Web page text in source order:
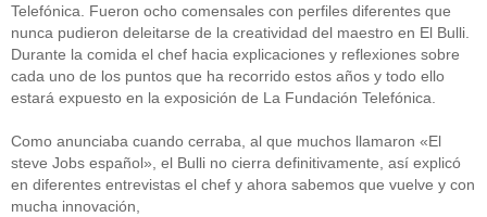
Telefónica. Fueron ocho comensales con perfiles diferentes que
nunca pudieron deleitarse de la creatividad del maestro en El Bulli.
Durante la comida el chef hacia explicaciones y reflexiones sobre
cada uno de los puntos que ha recorrido estos años y todo ello
estará expuesto en la exposición de La Fundación Telefónica.
Como anunciaba cuando cerraba, al que muchos llamaron «El
steve Jobs español», el Bulli no cierra definitivamente, así explicó
en diferentes entrevistas el chef y ahora sabemos que vuelve y con
mucha innovación,